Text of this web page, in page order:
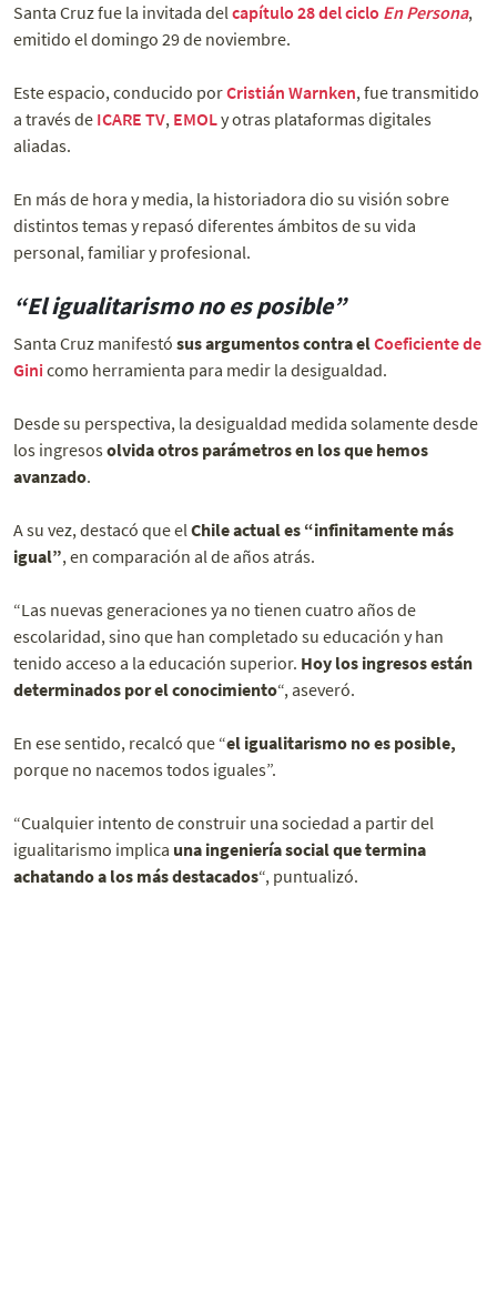
Santa Cruz fue la invitada delcapítulo 28 del ciclo En Persona,
emitido el domingo 29 de noviembre.
Este espacio, conducido porCristián Warnken, fue transmitido
a través de ICARE TV, EMOLy otras plataformas digitales
aliadas.
En más de hora y media, la historiadora dio su visión sobre
distintos temas y repasó diferentes ámbitos de su vida
personal, familiar y profesional.
“El igualitarismo no es posible”
Santa Cruz manifestó sus argumentos contra elCoeficiente de
Gini como herramienta para medir la desigualdad.
Desde su perspectiva, la desigualdad medida solamente desde
los ingresosolvida otros parámetros en los que hemos
avanzado.
A su vez, destacó que elChile actual es “infinitamente más
igual”, en comparación al de años atrás.
“Las nuevas generaciones ya no tienen cuatro años de
escolaridad, sino que han completado su educación y han
tenido acceso a la educación superior. Hoy los ingresos están
determinados por el conocimiento“, aseveró.
En ese sentido, recalcó que “el igualitarismo no es posible,
porque no nacemos todos iguales”.
“Cualquier intento de construir una sociedad a partir del
igualitarismo implica una ingeniería social que termina
achatando a los más destacados“, puntualizó.